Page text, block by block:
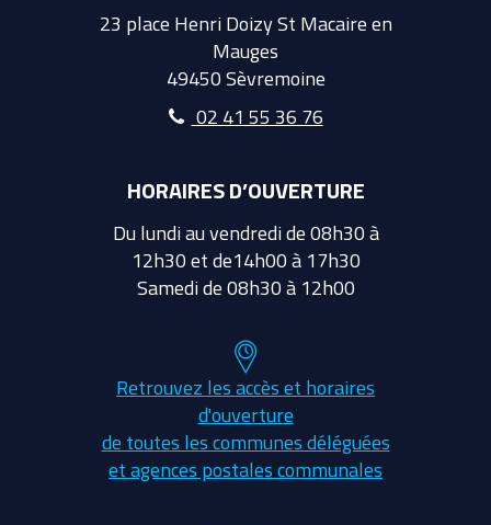
23 place Henri Doizy St Macaire en
Mauges
49450 Sèvremoine
02 41 55 36 76
HORAIRES D’OUVERTURE
Du lundi au vendredi de 08h30 à
12h30 et de14h00 à 17h30
Samedi de 08h30 à 12h00
Retrouvez les accès et horaires
d'ouverture
de toutes les communes déléguées
et agences postales communales